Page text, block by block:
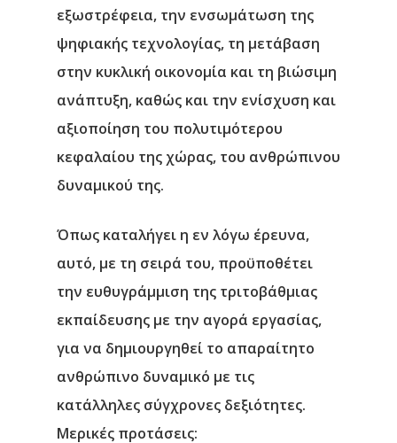
εξωστρέφεια, την ενσωμάτωση της
ψηφιακής τεχνολογίας, τη μετάβαση
στην κυκλική οικονομία και τη βιώσιμη
ανάπτυξη, καθώς και την ενίσχυση και
αξιοποίηση του πολυτιμότερου
κεφαλαίου της χώρας, του ανθρώπινου
δυναμικού της.
Όπως καταλήγει η εν λόγω έρευνα,
αυτό, με τη σειρά του, προϋποθέτει
την ευθυγράμμιση της τριτοβάθμιας
εκπαίδευσης με την αγορά εργασίας,
για να δημιουργηθεί το απαραίτητο
ανθρώπινο δυναμικό με τις
κατάλληλες σύγχρονες δεξιότητες.
Μερικές προτάσεις: